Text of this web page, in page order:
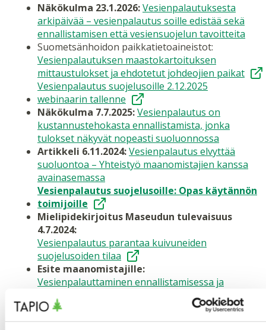
Näkökulma 23.1.2026:Vesienpalautuksesta
arkipäivää – vesienpalautus soille edistää sekä
ennallistamisen että vesiensuojelun tavoitteita
Suometsänhoidon paikkatietoaineistot:
Vesienpalautuksen maastokartoituksen
mittaustulokset ja ehdotetut johdeojien paikat
Vesienpalautus suojelusoille 2.12.2025
webinaarin tallenne
Näkökulma 7.7.2025:Vesienpalautus on
kustannustehokasta ennallistamista, jonka
tulokset näkyvät nopeasti suoluonnossa
Artikkeli 6.11.2024:Vesienpalautus elvyttää
suoluontoa – Yhteistyö maanomistajien kanssa
avainasemassa
Vesienpalautus suojelusoille: Opas käytännön
toimijoille
Mielipidekirjoitus Maseudun tulevaisuus
4.7.2024:
Vesienpalautus parantaa kuivuneiden
suojelusoiden tilaa
Esite maanomistajille:
Vesienpalauttaminen ennallistamisessa ja
vesiensuojelussa
Artikkeli 29.12.2023:
Suojelusoiden luonnontilan
parantamiseen tarvitaan valuma-aluetason